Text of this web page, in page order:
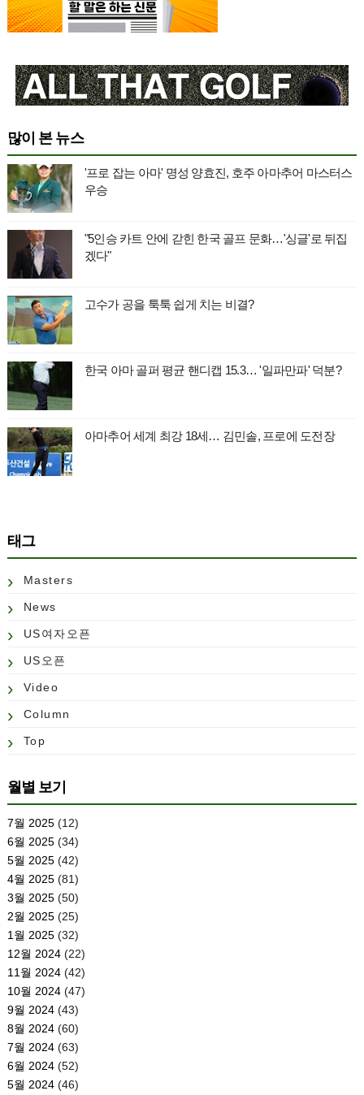
많이 본 뉴스
'프로 잡는 아마' 명성 양효진, 호주 아마추어 마스터스
우승
"5인승 카트 안에 갇힌 한국 골프 문화…'싱글'로 뒤집
겠다"
고수가 공을 툭툭 쉽게 치는 비결?
한국 아마 골퍼 평균 핸디캡 15.3… '일파만파' 덕분?
아마추어 세계 최강 18세… 김민솔, 프로에 도전장
태그
Masters
News
US여자오픈
US오픈
Video
Column
Top
월별 보기
7월 2025(12)
6월 2025(34)
5월 2025(42)
4월 2025(81)
3월 2025(50)
2월 2025(25)
1월 2025(32)
12월 2024(22)
11월 2024(42)
10월 2024(47)
9월 2024(43)
8월 2024(60)
7월 2024(63)
6월 2024(52)
5월 2024(46)